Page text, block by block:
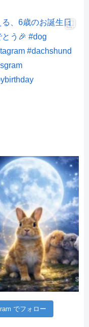
でフォロー